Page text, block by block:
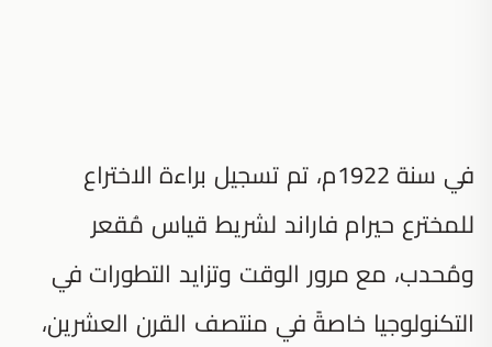
في سنة 1922م، تم تسجيل براءة الاختراع
للمخترع حيرام فاراند لشريط قياس مُقعر
ومُحدب، مع مرور الوقت وتزايد التطورات في
التكنولوجيا خاصةً في منتصف القرن العشرين،